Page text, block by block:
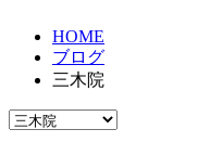
HOME
ブログ
三木院